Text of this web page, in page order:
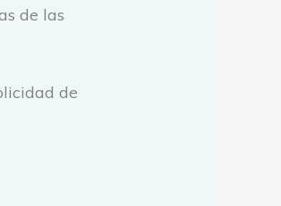
de las
de